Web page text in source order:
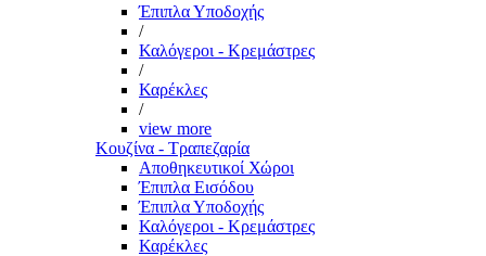
Έπιπλα Υποδοχής
/
Καλόγεροι - Κρεμάστρες
/
Καρέκλες
/
view more
Κουζίνα - Τραπεζαρία
Αποθηκευτικοί Χώροι
Έπιπλα Εισόδου
Έπιπλα Υποδοχής
Καλόγεροι - Κρεμάστρες
Καρέκλες